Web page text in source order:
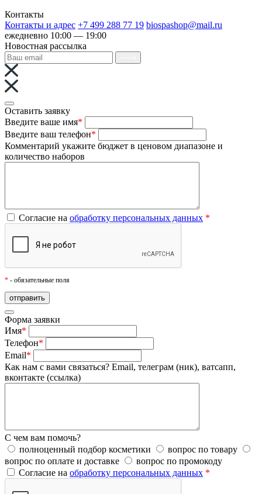
Контакты
Контакты и адрес +7 499 288 77 19 biospashop@mail.ru
ежедневно 10:00 — 19:00
Новостная рассылка
Оставить заявку
Введите ваше имя*
Введите ваш телефон*
Комментарий укажите бюджет в ценовом диапазоне и
количество наборов
Согласие на обработку персональных данных *
* - обязательные поля
Форма заявки
Имя*
Телефон*
Email*
Как нам с вами связаться? Email, телеграм (ник), ватсапп,
вконтакте (ссылка)
С чем вам помочь?
полноценный подбор косметики
вопрос по товару
вопрос по оплате и доставке
вопрос по промокоду
Согласие на обработку персональных данных *